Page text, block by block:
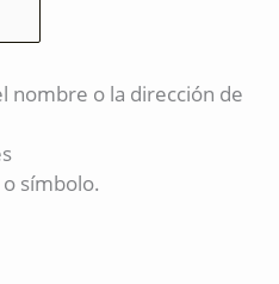
nombre o la dirección de
símbolo.